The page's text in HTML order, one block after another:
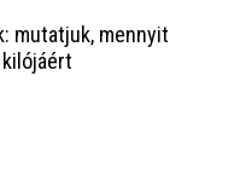
mutatjuk, mennyit